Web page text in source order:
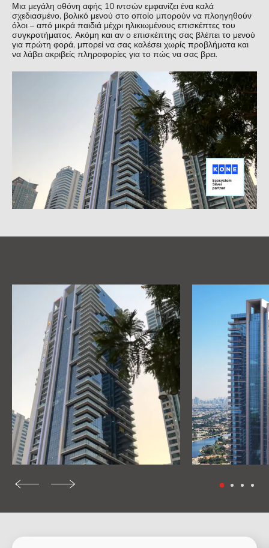
Μια μεγάλη οθόνη αφής 10 ιντσών εμφανίζει ένα καλά
σχεδιασμένο, βολικό μενού στο οποίο μπορούν να πλοηγηθούν
όλοι – από μικρά παιδιά μέχρι ηλικιωμένους επισκέπτες του
συγκροτήματος. Ακόμη και αν ο επισκέπτης σας βλέπει το μενού
για πρώτη φορά, μπορεί να σας καλέσει χωρίς προβλήματα και
να λάβει ακριβείς πληροφορίες για το πώς να σας βρει.